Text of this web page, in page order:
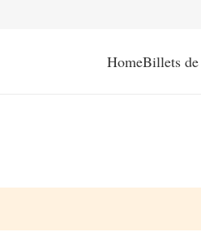
HomeBillets